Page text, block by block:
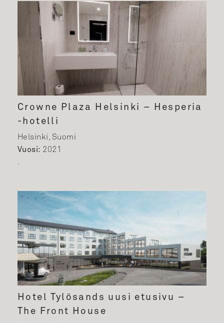
Crowne Plaza Helsinki – Hesperia
-hotelli
Helsinki, Suomi
Vuosi: 2021
Hotel Tylösands uusi etusivu –
The Front House